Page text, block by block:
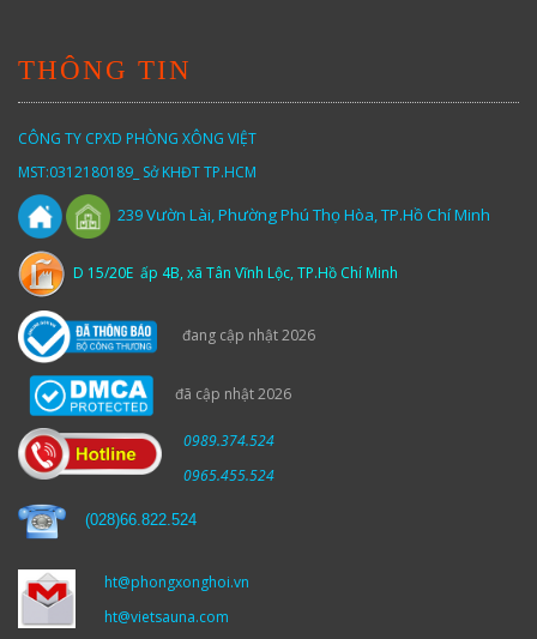
THÔNG TIN
CÔNG TY CPXD PHÒNG XÔNG VIỆT
MST:0312180189_ Sở KHĐT TP.HCM
239Vườn Lài,Phường Phú Thọ Hòa, TP.Hồ Chí Minh
D 15/20E ấp 4B, xã Tân Vĩnh Lộc, TP.Hồ Chí Minh
đang cập nhật 2026
đã cập nhật 2026
0989.374.524
0965.455.524
(028)66.822.524
ht@phongxonghoi.vn
ht@vietsauna.com